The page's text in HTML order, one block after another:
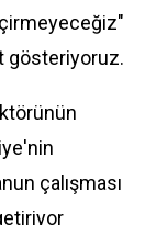
gösteriyoruz.
çalışması